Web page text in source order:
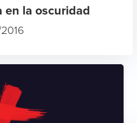
en la oscuridad